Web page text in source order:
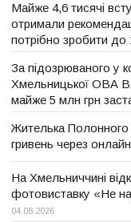
Майже 4,6 тисячі
отримали
потрібно зробити до
За підозрюваного у
Хмельницької ОВА
майже 5 млн грн
Жителька Полонного
гривень через
На Хмельниччині
фотовиставку «Не
04.08.2026